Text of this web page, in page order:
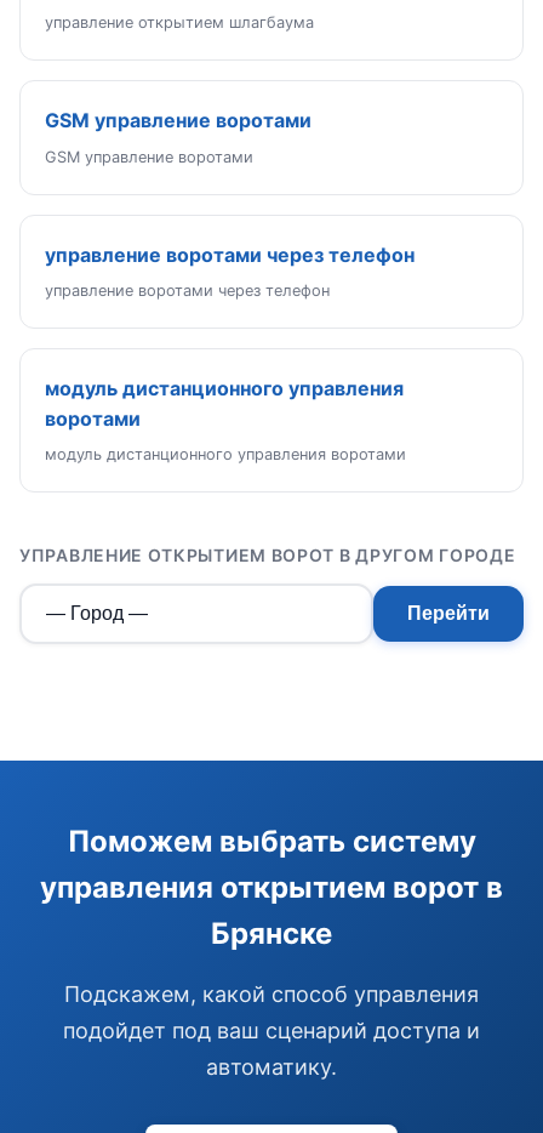
управление открытием шлагбаума
GSM управление воротами
GSM управление воротами
управление воротами через телефон
управление воротами через телефон
модуль дистанционного управления
воротами
модуль дистанционного управления воротами
УПРАВЛЕНИЕ ОТКРЫТИЕМ ВОРОТ В ДРУГОМ ГОРОДЕ
Перейти
Поможем выбрать систему
управления открытием ворот в
Брянске
Подскажем, какой способ управления
подойдет под ваш сценарий доступа и
автоматику.
Помогу подобрать GSM-сигнализацию,
модуль управления или готовый комплект.
Узнать цену и наличие
Написать в Telegram